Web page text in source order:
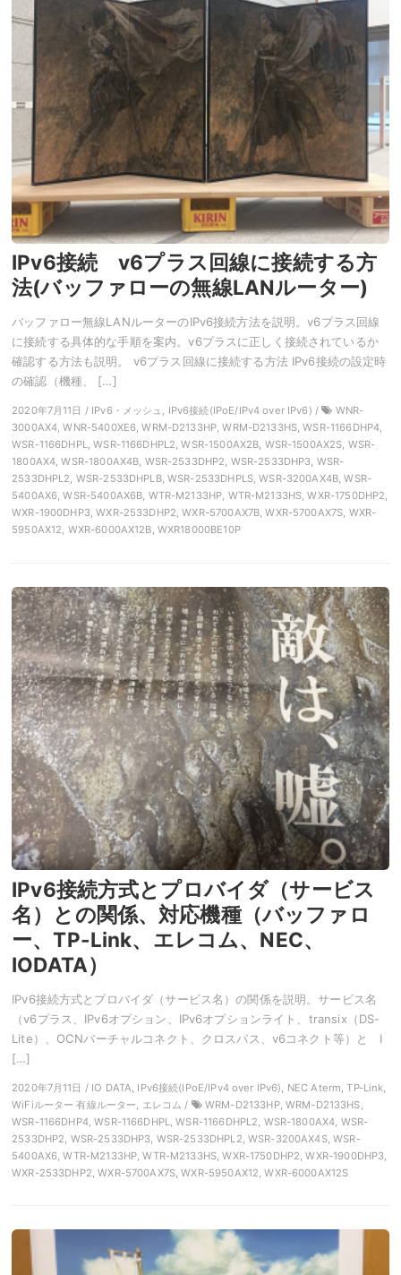
IPv6接続 v6プラス回線に接続する方
法(バッファローの無線LANルーター)
バッファロー無線LANルーターのIPv6接続方法を説明。v6プラス回線
に接続する具体的な手順を案内。v6プラスに正しく接続されているか
確認する方法も説明。 v6プラス回線に接続する方法 IPv6接続の設定時
の確認（機種、 […]
2020年7月11日 / IPv6・メッシュ, IPv6接続(IPoE/IPv4 over IPv6) /
WNR-
3000AX4, WNR-5400XE6, WRM-D2133HP, WRM-D2133HS, WSR-1166DHP4,
WSR-1166DHPL, WSR-1166DHPL2, WSR-1500AX2B, WSR-1500AX2S, WSR-
1800AX4, WSR-1800AX4B, WSR-2533DHP2, WSR-2533DHP3, WSR-
2533DHPL2, WSR-2533DHPLB, WSR-2533DHPLS, WSR-3200AX4B, WSR-
5400AX6, WSR-5400AX6B, WTR-M2133HP, WTR-M2133HS, WXR-1750DHP2,
WXR-1900DHP3, WXR-2533DHP2, WXR-5700AX7B, WXR-5700AX7S, WXR-
5950AX12, WXR-6000AX12B, WXR18000BE10P
IPv6接続方式とプロバイダ（サービス
名）との関係、対応機種（バッファロ
ー、TP-Link、エレコム、NEC、
IODATA）
IPv6接続方式とプロバイダ（サービス名）の関係を説明。サービス名
（v6プラス、IPv6オプション、IPv6オプションライト、transix（DS-
Lite）、OCNバーチャルコネクト、クロスパス、v6コネクト等）と I
[…]
2020年7月11日 / IO DATA, IPv6接続(IPoE/IPv4 over IPv6), NEC Aterm, TP-Link,
WiFiルーター 有線ルーター, エレコム /
WRM-D2133HP, WRM-D2133HS,
WSR-1166DHP4, WSR-1166DHPL, WSR-1166DHPL2, WSR-1800AX4, WSR-
2533DHP2, WSR-2533DHP3, WSR-2533DHPL2, WSR-3200AX4S, WSR-
5400AX6, WTR-M2133HP, WTR-M2133HS, WXR-1750DHP2, WXR-1900DHP3,
WXR-2533DHP2, WXR-5700AX7S, WXR-5950AX12, WXR-6000AX12S